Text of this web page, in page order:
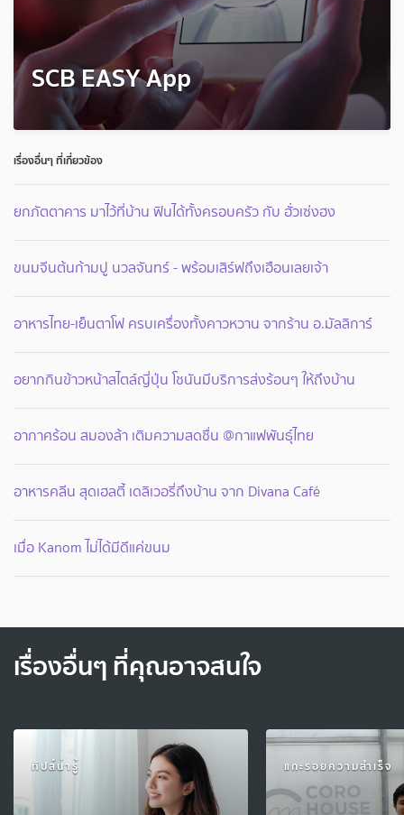
SCB EASY App
เรื่องอื่นๆ ที่เกี่ยวข้อง
ยกภัตตาคาร มาไว้ที่บ้าน ฟินได้ทั้งครอบครัว กับ ฮั่วเซ่งฮง
ขนมจีนต้นก้ามปู นวลจันทร์ - พร้อมเสิร์ฟถึงเฮือนเลยเจ้า
อาหารไทย-เย็นตาโฟ ครบเครื่องทั้งคาวหวาน จากร้าน อ.มัลลิการ์
อยากกินข้าวหน้าสไตล์ญี่ปุ่น โชนันมีบริการส่งร้อนๆ ให้ถึงบ้าน
อากาศร้อน สมองล้า เติมความสดชื่น @กาแฟพันธุ์ไทย
อาหารคลีน สุดเฮลตี้ เดลิเวอรี่ถึงบ้าน จาก Divana Café
เมื่อ Kanom ไม่ได้มีดีแค่ขนม
เรื่องอื่นๆ ที่คุณอาจสนใจ
ทิปส์น่ารู้ แกะรอยความสำเร็จ